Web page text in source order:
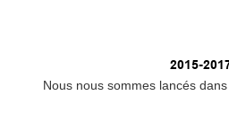
2015-
Nous nous sommes lancés dans